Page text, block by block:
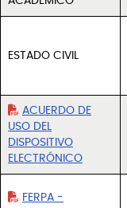
ESTADO CIVIL
ACUERDO DE
USO DEL
DISPOSITIVO
ELECTRÓNICO
FERPA -